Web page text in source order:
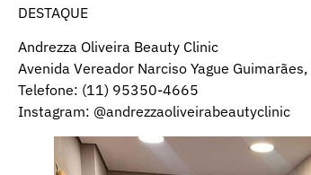
DESTAQUE
Andrezza Oliveira Beauty Clinic
Avenida Vereador Narciso Yague
Telefone: (11) 95350-4665
Instagram: @andrezzaoliveirabeautyclinic